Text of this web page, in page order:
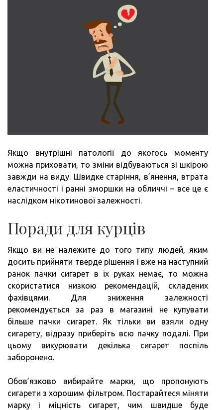
Якщо внутрішні патології до якогось моменту
можна приховати, то зміни відбуваються зі шкірою
завжди на виду. Швидке старіння, в’янення, втрата
еластичності і ранні зморшки на обличчі – все це є
наслідком нікотинової залежності.
Поради для курців
Якщо ви не належите до того типу людей, яким
досить прийняти тверде рішення і вже на наступний
ранок пачки сигарет в їх руках немає, то можна
скористатися низкою рекомендацій, складених
фахівцями. Для зниження залежності
рекомендується за раз в магазині не купувати
більше пачки сигарет. Як тільки ви взяли одну
сигарету, відразу приберіть всю пачку подалі. При
цьому викурювати декілька сигарет поспіль
заборонено.
Обов’язково вибирайте марки, що пропонують
сигарети з хорошим фільтром. Постарайтеся міняти
марку і міцність сигарет, чим швидше буде